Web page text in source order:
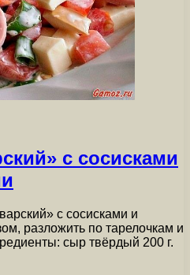
с сосисками
с сосисками и
разложить по тарелочкам и
сыр твёрдый 200 г.